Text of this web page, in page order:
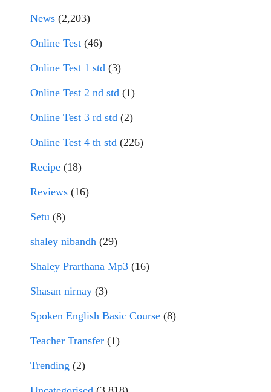
News (2,203)
Online Test (46)
Online Test 1 std (3)
Online Test 2 nd std (1)
Online Test 3 rd std (2)
Online Test 4 th std (226)
Recipe (18)
Reviews (16)
Setu (8)
shaley nibandh (29)
Shaley Prarthana Mp3 (16)
Shasan nirnay (3)
Spoken English Basic Course (8)
Teacher Transfer (1)
Trending (2)